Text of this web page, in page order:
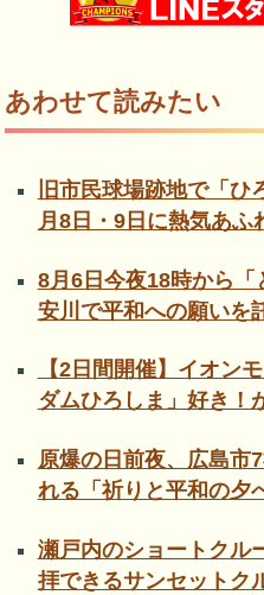
あわせて読みたい
旧市民球場跡地で「
月8日・9日に熱気あふ
8月6日今夜18時から
安川で平和への願いを
【2日間開催】イオン
ダムひろしま」好き！
原爆の日前夜、広島市
れる「祈りと平和の夕
瀬戸内のショートクル
拝できるサンセットク